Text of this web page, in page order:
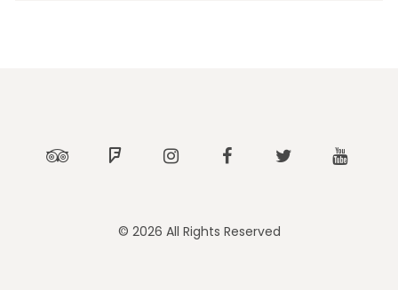
TripadvisorFoursquareInstagram Facebook Twitter
© 2026 All Rights Reserved